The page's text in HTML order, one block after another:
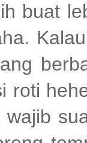
buat
roti